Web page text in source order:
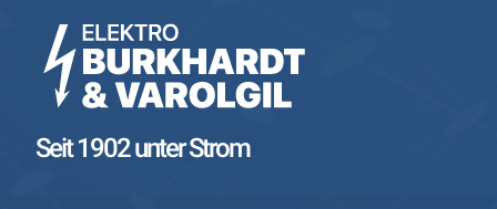
Seit 1902 unter Strom